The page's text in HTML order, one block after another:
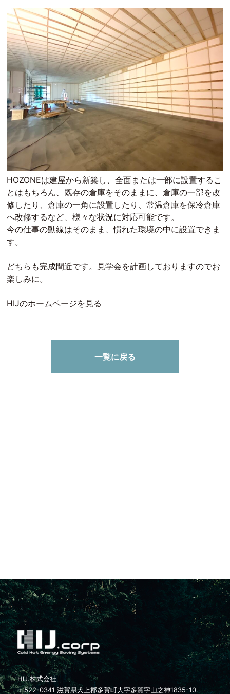
HOZONEは建屋から新築し、全面または一部に設置するこ
とはもちろん、既存の倉庫をそのままに、倉庫の一部を改
修したり、倉庫の一角に設置したり、常温倉庫を保冷倉庫
へ改修するなど、様々な状況に対応可能です。
今の仕事の動線はそのまま、慣れた環境の中に設置できま
す。
どちらも完成間近です。見学会を計画しておりますのでお
楽しみに。
HIJのホームページを見る
一覧に戻る
HIJ.株式会社
〒522-0341 滋賀県犬上郡多賀町大字多賀字山之神1835-10